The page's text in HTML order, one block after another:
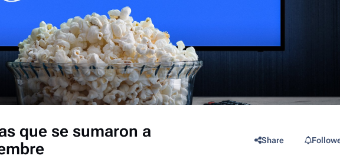
que se sumaron a
Share